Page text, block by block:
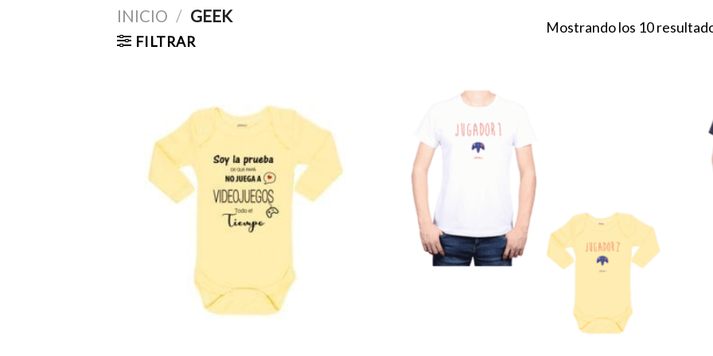
INICIO / GEEK
FILTRAR
Mostrando los 10